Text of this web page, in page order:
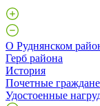
О Руднянском
Герб района
История
Почетные
Удостоенные